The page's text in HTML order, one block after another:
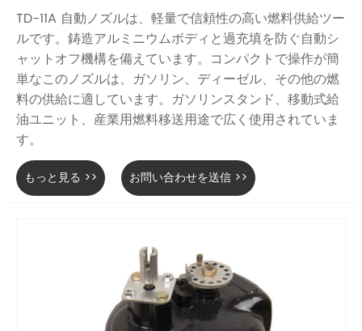
TD-11A 自動ノズルは、軽量で信頼性の高い燃料供給ツー
ルです。鋳造アルミニウムボディと過充填を防ぐ自動シ
ャットオフ機構を備えています。コンパクトで操作が簡
単なこのノズルは、ガソリン、ディーゼル、その他の燃
料の供給に適しています。ガソリンスタンド、移動式給
油ユニット、産業用燃料移送用途で広く使用されていま
す。
もっと見る >> お問い合わせを送信 >>